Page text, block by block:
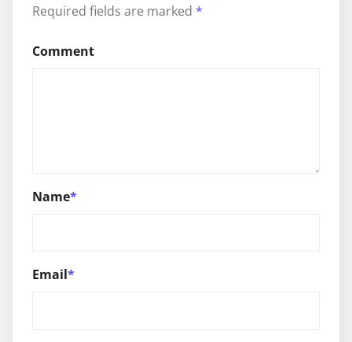
Required fields are marked *
Comment
Name*
Email*